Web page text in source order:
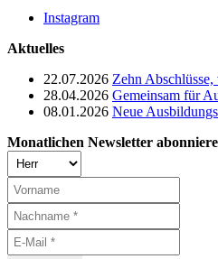
Instagram
Aktuelles
22.07.2026 Zehn
28.04.2026 Gemeinsam für
08.01.2026 Neue
Monatlichen Newsletter